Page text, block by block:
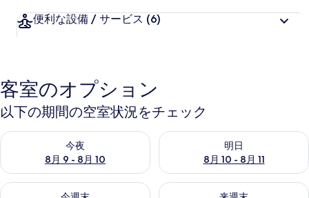
便利な設備 / サービス (6)
客室のオプション
以下の期間の空室状況をチェック
今夜
8月 9 - 8月 10
今夜 8月 9 - 8月 10 の空室状況をチェック
明日
8月 10 - 8月 11
明日 8月 10 - 8月 11 の空室状
今週末 8月 14 - 8月 16 の空室状況をチェック来週末 8月 21 - 8月 23 の空室